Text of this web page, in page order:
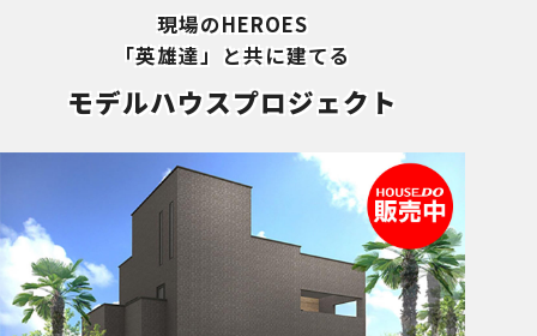
現場のHEROES
「英雄達」と共に建てる
モデルハウスプロジェクト